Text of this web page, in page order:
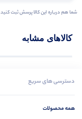
شما هم درباره این کالا پرسش ثبت کنید
کالاهای مشابه
دسترسی های سریع
همه محصولات